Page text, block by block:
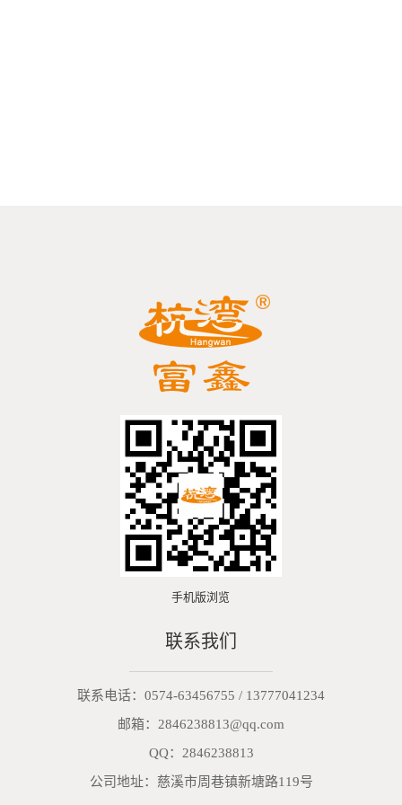
手机版浏览
联系我们
联系电话： 0574-63456755 / 13777041234
邮箱： 2846238813@qq.com
QQ： 2846238813
公司地址：慈溪市周巷镇新塘路119号